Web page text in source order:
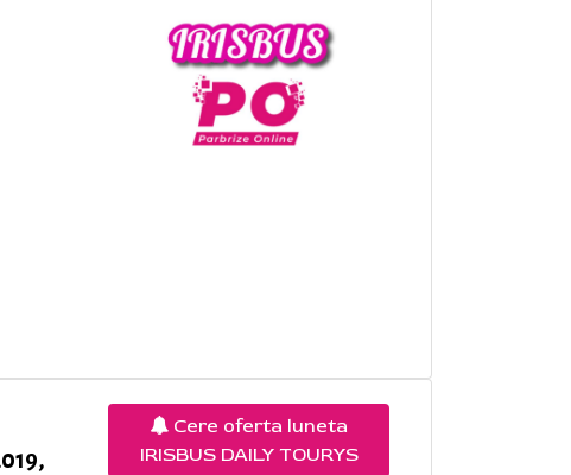
Cere oferta luneta
IRISBUS DAILY TOURYS